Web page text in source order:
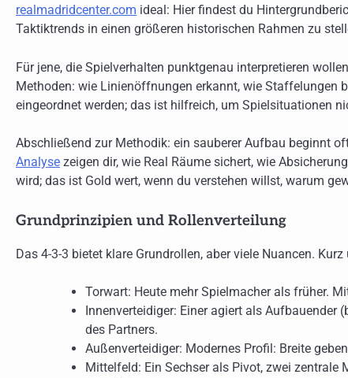
realmadridcenter.com ideal: Hier findest du
Taktiktrends in einen größeren historischen Rahmen zu
Für jene, die Spielverhalten punktgenau interpretieren
Methoden: wie Linienöffnungen erkannt, wie Staffelungen
eingeordnet werden; das ist hilfreich, um Spielsituationen
Abschließend zur Methodik: ein sauberer Aufbau beginnt
Analyse zeigen dir, wie Real Räume sichert, wie
wird; das ist Gold wert, wenn du verstehen willst, warum
Grundprinzipien und Rollenverteilung
Das 4-3-3 bietet klare Grundrollen, aber viele Nuancen. Kurz
Torwart: Heute mehr Spielmacher als früher.
Innenverteidiger: Einer agiert als Aufbauender
des Partners.
Außenverteidiger: Modernes Profil: Breite
Mittelfeld: Ein Sechser als Pivot, zwei